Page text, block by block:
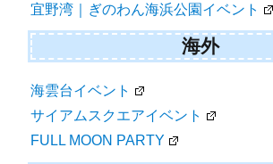
宜野湾｜ぎのわん海浜公園イベント
海外
海雲台イベント
サイアムスクエアイベント
FULL MOON PARTY